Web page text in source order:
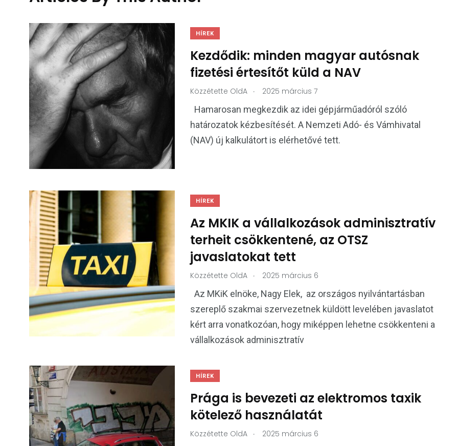
HÍREK
Kezdődik: minden magyar autósnak
fizetési értesítőt küld a NAV
Közzétette OldA . 2025 március 7
Hamarosan megkezdik az idei gépjárműadóról szóló
határozatok kézbesítését. A Nemzeti Adó- és Vámhivatal
(NAV) új kalkulátort is elérhetővé tett.
HÍREK
Az MKIK a vállalkozások adminisztratív
terheit csökkentené, az OTSZ
javaslatokat tett
Közzétette OldA . 2025 március 6
Az MKiK elnöke, Nagy Elek, az országos nyilvántartásban
szereplő szakmai szervezetnek küldött levelében javaslatot
kért arra vonatkozóan, hogy miképpen lehetne csökkenteni a
vállalkozások adminisztratív
HÍREK
Prága is bevezeti az elektromos taxik
kötelező használatát
Közzétette OldA . 2025 március 6